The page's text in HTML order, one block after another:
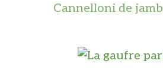
Cannelloni de